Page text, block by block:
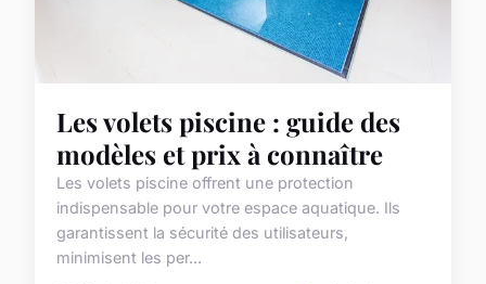
Les volets piscine : guide des
modèles et prix à connaître
Les volets piscine offrent une protection
indispensable pour votre espace aquatique. Ils
garantissent la sécurité des utilisateurs,
minimisent les per...